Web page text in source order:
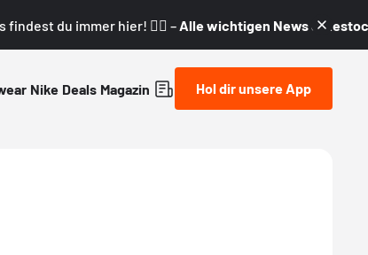
du immer hier! 👇🏼 – Alle wichtigen News &
Nike Deals Magazin Hol dir unsere App